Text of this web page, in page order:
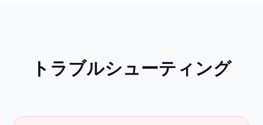
トラブルシューティング